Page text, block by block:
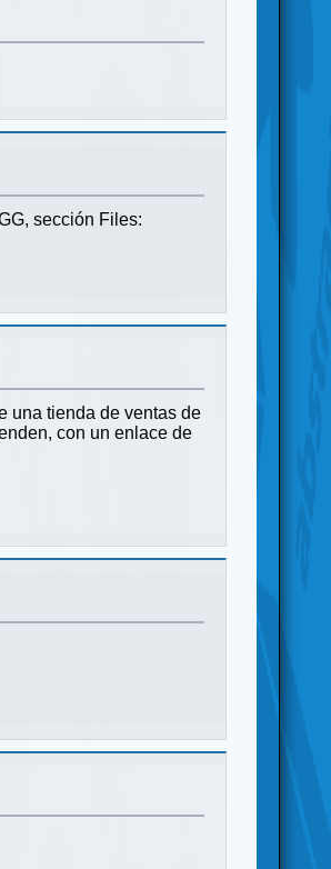
sección Files:
una tienda de ventas de
con un enlace de